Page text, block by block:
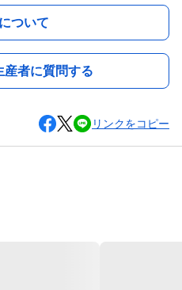
ついて
産者に質問する
リンクをコピー